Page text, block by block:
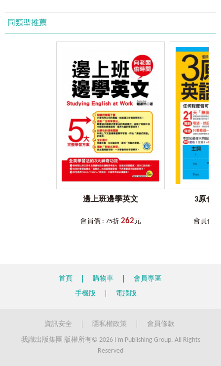
4.重點處小筆記，學文法又學句型
句子之間的小標示仿照學生上課筆記製作，讓讀者對本書產
生熟悉感外，又能便利且快速地檢索句子中的生字、片語、
文法，既可記住會話應用，又同時磨練了其他部分的英文技
巧，活用您的腦力使學習成效達到百分之百！
隨時有練習、隨時有新知
+常用介系詞運用
輕鬆地看完一個單元後，趕緊來點小小複習，讓熱騰騰的腦
袋發揮作用！不僅能夠加深該單元的學習印象，又讓您學會
還有老外都不會教你的小秘密，包含各種萬用短句或國外生
活的眉眉角角，讓您1分鐘內看完，就學會老外生活的方法！
小遊戲，等你來挑戰！
對、連連看、猜謎，都要讓學英文變得輕鬆寫意，讓您不只
直接聽，不僅方便省時，又能夠隨時隨地地學習。從今以
後，零碎時間就是English Time，一起來進入本書的老外世
Unit2東方主義 Mysterious East
同類型推薦
邊上班邊學英文
會員價 : 75折 262元
3原色
會員價 :
首頁 購物車
會員專區
手機版
電腦版
資訊安全 隱私權政策 會員條款
我識出版集團 版權所有© 2026 I'm Publishing Group. All Rights
Reserved